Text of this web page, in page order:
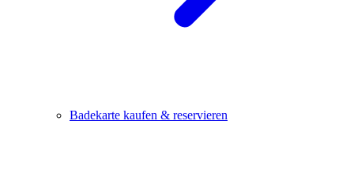
Badekarte kaufen & reservieren